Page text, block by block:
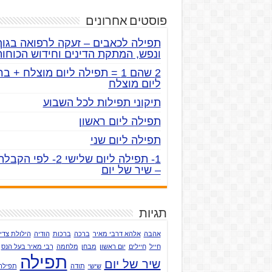
פוסטים אחרונים
תפילה לכאבים – זעקה לרפואה
ונפש, המתקת הדינים וחידוש
2 שהם 1 = תפילה ליום מוצלח +
ליום מוצלח
תיקוני תפילות לכל השבוע
תפילה ליום ראשון
תפילה ליום שני
– שיר של יום
תגיות
אהבה אלהא דרבי מאיר ברכה ברכות הודיה הילולת
חייל חיילים יום ראשון מבחן מלחמה רבי מאיר בעל הנס
שיר של יום שישי תודה תפילה